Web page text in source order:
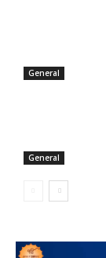
General
General